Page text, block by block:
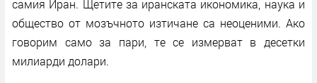
самия Иран. Щетите за иранската икономика, наука и
общество от мозъчното изтичане са неоценими. Ако
говорим само за пари, те се измерват в десетки
милиарди долари.